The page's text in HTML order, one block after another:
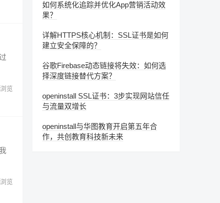
浏览
浏览
如何系统化追踪并优化App营销活动效
果？
详解HTTPS核心机制：SSL证书是如何
建立安全保障的？
谷歌Firebase动态链接将失效：如何选
择深度链接替代方案？
openinstall SSL证书：3步实现网站信任
与流量双增长
openinstall与华图教育开启第五年合
作，共创教育科技新未来